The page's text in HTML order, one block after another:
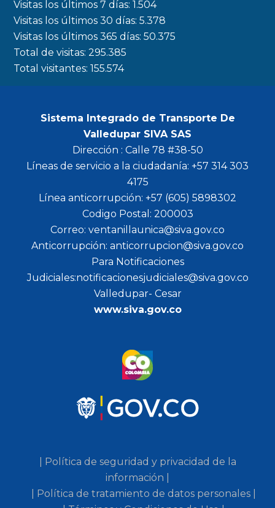
o
k
a
m
r
Visitas los últimos 7 días:1.504
Visitas los últimos 30 días:5.378
Visitas los últimos 365 días:50.375
Total de visitas:295.385
Total visitantes:155.574
Sistema Integrado de Transporte De
Valledupar SIVA SAS
Dirección : Calle 78 #38-50
Líneas de servicio a la ciudadanía: +57 314 303
4175
Línea anticorrupción: +57 (605) 5898302
Codigo Postal: 200003
Correo: ventanillaunica@siva.gov.co
Anticorrupción: anticorrupcion@siva.gov.co
Para Notificaciones
Judiciales:notificacionesjudiciales@siva.gov.co
Valledupar- Cesar
www.siva.gov.co
| Política de seguridad y privacidad de la
información |
| Política de tratamiento de datos personales |